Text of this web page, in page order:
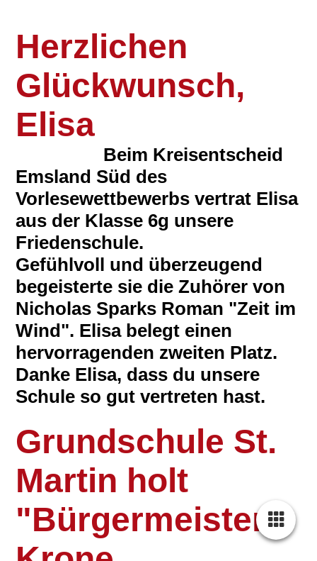
Herzlichen
Glückwunsch,
Elisa
Beim Kreisentscheid
Emsland Süd des
Vorlesewettbewerbs vertrat Elisa
aus der Klasse 6g unsere
Friedenschule.
Gefühlvoll und überzeugend
begeisterte sie die Zuhörer von
Nicholas Sparks Roman "Zeit im
Wind". Elisa belegt einen
hervorragenden zweiten Platz.
Danke Elisa, dass du unsere
Schule so gut vertreten hast.
Grundschule St.
Martin holt
"Bürgermeister